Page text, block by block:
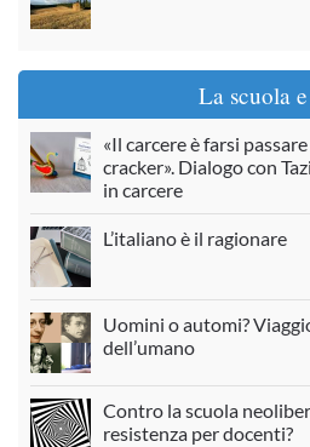
La scuola
«Il carcere è farsi
cracker». Dialogo con
in carcere
L’italiano è il ragionare
Uomini o automi?
dell’umano
Contro la scuola
resistenza per docenti?